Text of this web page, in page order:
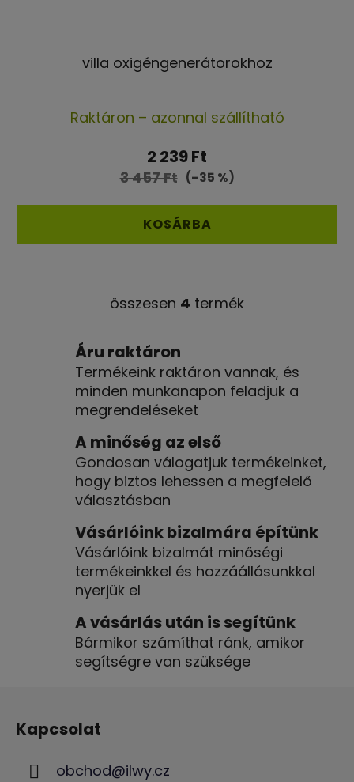
villa oxigéngenerátorokhoz
Raktáron – azonnal szállítható
2 239 Ft
3 457 Ft (–35 %)
KOSÁRBA
L
s
t
a
i
r
á
n
y
í
á
s
e
l
e
i
összesen 4 termék
Áru raktáron
Termékeink raktáron vannak, és
minden munkanapon feladjuk a
megrendeléseket
A minőség az első
Gondosan válogatjuk termékeinket,
hogy biztos lehessen a megfelelő
választásban
Vásárlóink bizalmára építünk
Vásárlóink bizalmát minőségi
termékeinkkel és hozzáállásunkkal
nyerjük el
A vásárlás után is segítünk
Bármikor számíthat ránk, amikor
segítségre van szüksége
Kapcsolat
obchod@ilwy.cz